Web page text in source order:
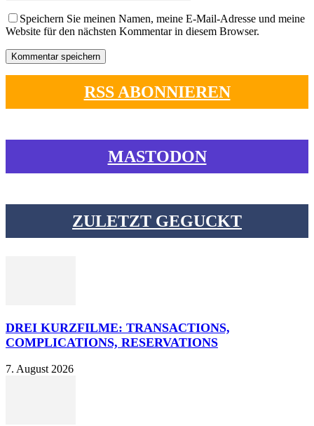
Speichern Sie meinen Namen, meine E-Mail-Adresse und meine
Website für den nächsten Kommentar in diesem Browser.
RSS ABONNIEREN
MASTODON
ZULETZT GEGUCKT
DREI KURZFILME: TRANSACTIONS,
COMPLICATIONS, RESERVATIONS
7. August 2026